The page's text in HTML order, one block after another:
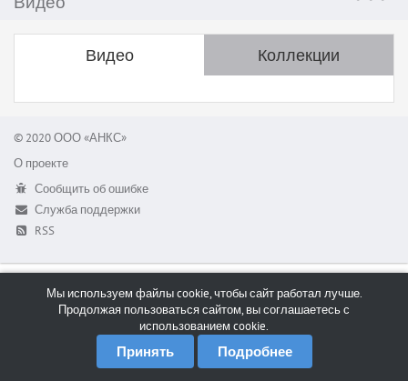
Видео Коллекции
© 2020 ООО «АНКС»
О проекте
Сообщить об ошибке
Служба поддержки
RSS
Мы используем файлы cookie, чтобы сайт работал лучше.
Продолжая пользоваться сайтом, вы соглашаетесь с
использованием cookie.
Принять Подробнее